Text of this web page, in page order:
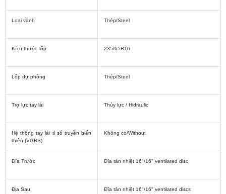
Loại vành Thép/Steel
Kích thước lốp 235/65R16
Lốp dự phòng Thép/Steel
Trợ lực tay lái Thủy lực / Hidraulic
Hệ thống tay lái tỉ số truyền biến
thiên (VGRS)
Không có/Without
Đĩa Trước Đĩa tản nhiệt 16"/16" ventilated disc
Địa Sau Đĩa tản nhiệt 16"/16" ventilated discs